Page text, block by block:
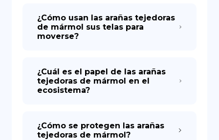
¿Cómo usan las arañas tejedoras
de mármol sus telas para
moverse?
¿Cuál es el papel de las arañas
tejedoras de mármol en el
ecosistema?
¿Cómo se protegen las arañas
tejedoras de mármol?